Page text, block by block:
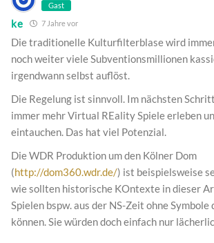
Gast
ke 7 Jahre vor
Die traditionelle Kulturfilterblase wird
noch weiter viele Subventionsmillionen
irgendwann selbst auflöst.
Die Regelung ist sinnvoll. Im nächsten
immer mehr Virtual REality Spiele erleben
eintauchen. Das hat viel Potenzial.
Die WDR Produktion um den Kölner Dom
(http://dom360.wdr.de/) ist beispielsweise
wie sollten historische KOntexte in dieser
Spielen bspw. aus der NS-Zeit ohne
können. Sie würden doch einfach nur